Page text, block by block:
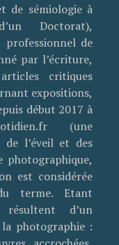
de sémiologie à
Doctorat),
professionnel de
par l’écriture,
critiques
expositions,
début 2017 à
(une
de l’éveil et des
photographique,
est considérée
terme. Etant
résultent d’un
photographie :